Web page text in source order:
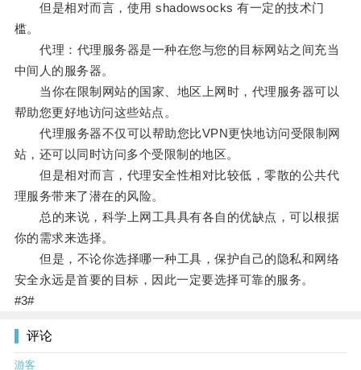
但是相对而言，使用 shadowsocks 有一定的技术门
槛。
代理：代理服务器是一种在您与您的目标网站之间充当
中间人的服务器。
当你在限制网站的国家、地区上网时，代理服务器可以
帮助您更好地访问这些站点。
代理服务器不仅可以帮助您比VPN更快地访问受限制网
站，还可以同时访问多个受限制的地区。
但是相对而言，代理安全性相对比较低，零散的公共代
理服务带来了潜在的风险。
总的来说，科学上网工具具有各自的优缺点，可以根据
你的需求来选择。
但是，不论你选择哪一种工具，保护自己的隐私和网络
安全永远是首要的目标，因此一定要选择可靠的服务。
#3#
评论
游客